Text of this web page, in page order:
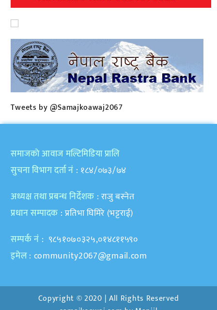
Tweets by @Samajkoawaj2067
समाजकाे आवाज मल्टिमिडिया प्रालि
सुचना विभाग दर्ता नं : १८४/०७३/७४
अध्यक्ष तथा प्रबन्ध निर्देशक : राजु बस्नेत
प्रधान सम्पादक : प्रतिभा घिमिरे (भट्टराई)
सम्पर्क नं : ९८५१०७०३२५,०१४८११५९०
इमेल: community2067@gmail.com
Copyright © 2020 | All Rights Reserved